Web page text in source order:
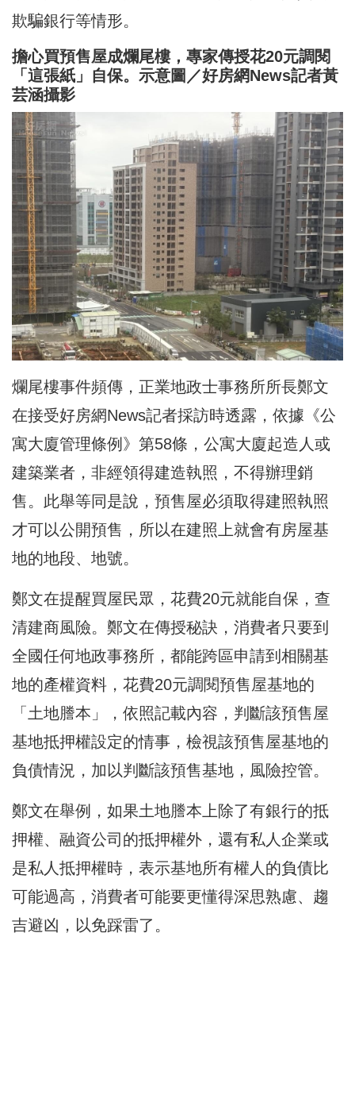
欺騙銀行等情形。
擔心買預售屋成爛尾樓，專家傳授花20元調閱
「這張紙」自保。示意圖／好房網News記者黃
芸涵攝影
爛尾樓事件頻傳，正業地政士事務所所長鄭文
在接受好房網News記者採訪時透露 ，依據《公
寓大廈管理條例》第58條，公寓大廈起造人或
建築業者，非經領得建造執照，不得辦理銷
售。此舉等同是說，預售屋必須取得建照執照
才可以公開預售，所以在建照上就會有房屋基
地的地段、地號。
鄭文在提醒買屋民眾，花費20元就能自保，查
清建商風險。鄭文在傳授秘訣，消費者只要到
全國任何地政事務所，都能跨區申請到相關基
地的產權資料，花費20元調閱預售屋基地的
「土地謄本」，依照記載內容，判斷該預售屋
基地抵押權設定的情事，檢視該預售屋基地的
負債情況，加以判斷該預售基地，風險控管。
鄭文在舉例，如果土地謄本上除了有銀行的抵
押權、融資公司的抵押權外，還有私人企業或
是私人抵押權時，表示基地所有權人的負債比
可能過高，消費者可能要更懂得深思熟慮、趨
吉避凶，以免踩雷了。